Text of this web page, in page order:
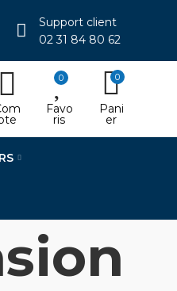
Support client
02 31 84 80 62
0
Favo
ris
0
Pani
er